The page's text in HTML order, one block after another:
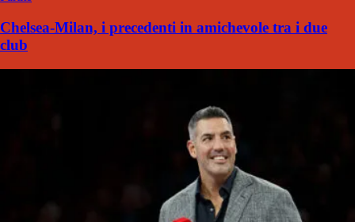
Chelsea-Milan, i precedenti in amichevole tra i due
club